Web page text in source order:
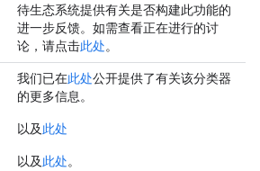
待生态系统提供有关是否构建此功能的
进一步反馈。如需查看正在进行的讨
论，请点击此处。
我们已在此处公开提供了有关该分类器
的更多信息。
以及此处
以及此处。